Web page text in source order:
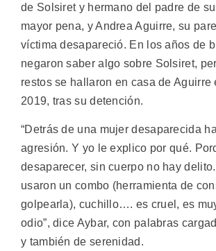
de Solsiret y hermano del padre de
mayor pena, y Andrea Aguirre, su
víctima desapareció. En los años de
negaron saber algo sobre Solsiret,
restos se hallaron en casa de Aguirre
2019, tras su detención.
“Detrás de una mujer desaparecida
agresión. Y yo le explico por qué.
desaparecer, sin cuerpo no hay
usaron un combo (herramienta de
golpearla), cuchillo…. es cruel, es
odio”, dice Aybar, con palabras
y también de serenidad.